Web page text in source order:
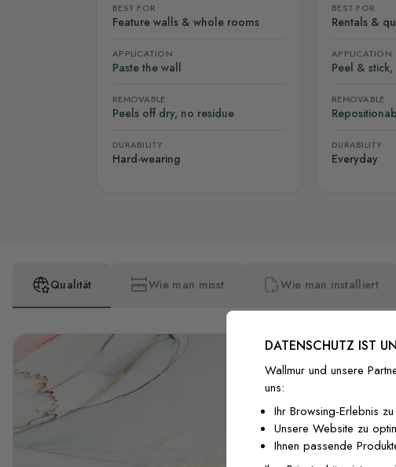
BEST FOR
Feature walls & whole rooms
APPLICATION
Paste the wall
REMOVABLE
Peels off dry, no residue
DURABILITY
Hard-wearing
BEST FOR
Rentals &
APPLICATION
Peel &
REMOVABLE
DURABILITY
Everyday
Qualität Wie man misst Wie man installiert
DATENSCHUTZ IST
Wallmur und unsere
uns:
Ihr Browsing-Erlebnis
Unsere Website zu
Ihnen passende